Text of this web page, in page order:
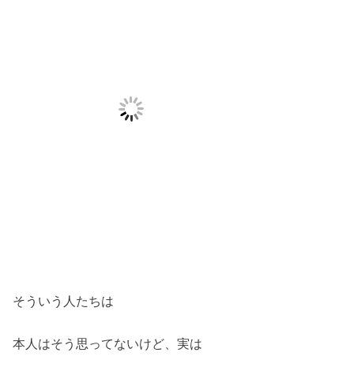
そういう人たちは
本人はそう思ってないけど、実は